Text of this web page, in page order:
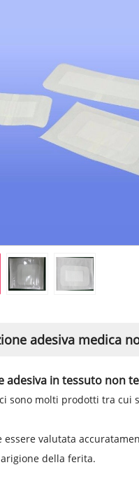
adesiva medica
adesiva in tessuto non
sono molti prodotti tra cui
essere valutata
della ferita.